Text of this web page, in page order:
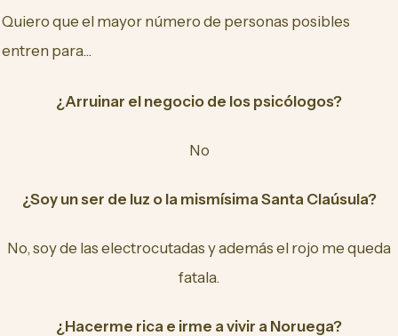
Quiero que el mayor número de personas posibles
entren para...
¿Arruinar el negocio de los psicólogos?
No
¿Soy un ser de luz o la mismísima Santa Claúsula?
No, soy de las electrocutadas y además el rojo me queda
fatala.
¿Hacerme rica e irme a vivir a Noruega?